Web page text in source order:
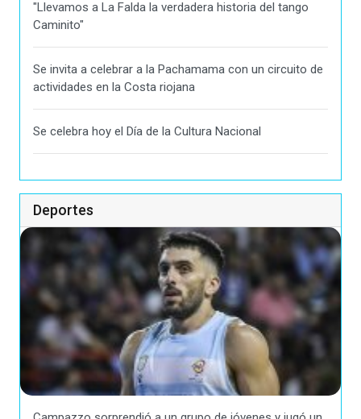
"Llevamos a La Falda la verdadera historia del tango
Caminito"
Se invita a celebrar a la Pachamama con un circuito de
actividades en la Costa riojana
Se celebra hoy el Día de la Cultura Nacional
Deportes